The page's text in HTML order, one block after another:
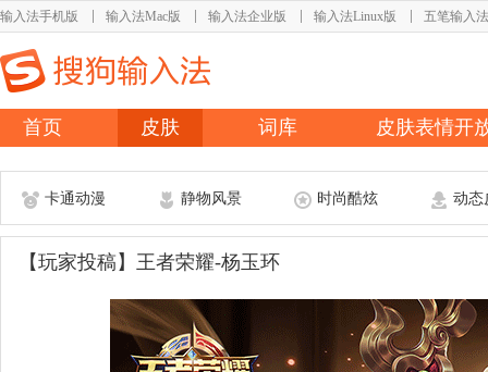
输入法手机版 输入法Mac版 输入法企业版 输入法Linux版 五笔输入法
首页 皮肤 词库 皮肤表情开
卡通动漫 静物风景 时尚酷炫 动态
【玩家投稿】王者荣耀-杨玉环